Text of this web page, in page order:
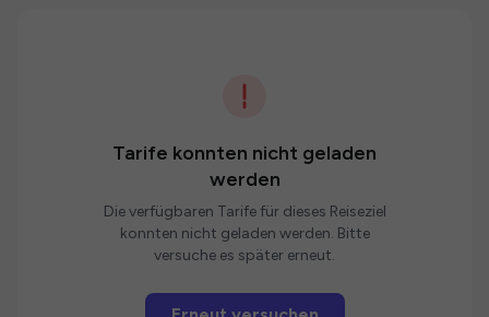
Tarife konnten nicht geladen
werden
Die verfügbaren Tarife für dieses Reiseziel
konnten nicht geladen werden. Bitte
versuche es später erneut.